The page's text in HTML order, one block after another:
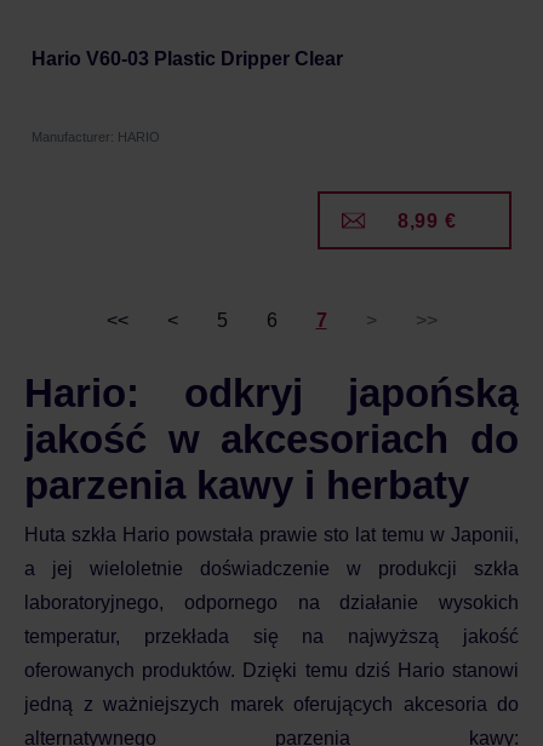
Hario V60-03 Plastic Dripper Clear
Manufacturer: HARIO
8,99 €
<< < 5 6 7 > >>
Hario: odkryj japońską
jakość w akcesoriach do
parzenia kawy i herbaty
Huta szkła Hario powstała prawie sto lat temu w Japonii,
a jej wieloletnie doświadczenie w produkcji szkła
laboratoryjnego, odpornego na działanie wysokich
temperatur, przekłada się na najwyższą jakość
oferowanych produktów. Dzięki temu dziś Hario stanowi
jedną z ważniejszych marek oferujących akcesoria do
alternatywnego parzenia kawy: